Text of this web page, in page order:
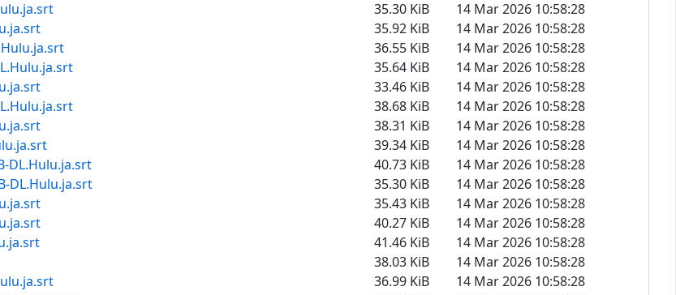
35.30 KiB
14 Mar 2026 10:58:28
35.92 KiB
14 Mar 2026 10:58:28
36.55 KiB
14 Mar 2026 10:58:28
35.64 KiB
14 Mar 2026 10:58:28
33.46 KiB
14 Mar 2026 10:58:28
38.68 KiB
14 Mar 2026 10:58:28
38.31 KiB
14 Mar 2026 10:58:28
39.34 KiB
14 Mar 2026 10:58:28
DL.Hulu.ja.srt 40.73 KiB
14 Mar 2026 10:58:28
DL.Hulu.ja.srt 35.30 KiB
14 Mar 2026 10:58:28
35.43 KiB
14 Mar 2026 10:58:28
40.27 KiB
14 Mar 2026 10:58:28
41.46 KiB
14 Mar 2026 10:58:28
38.03 KiB
14 Mar 2026 10:58:28
36.99 KiB
14 Mar 2026 10:58:28